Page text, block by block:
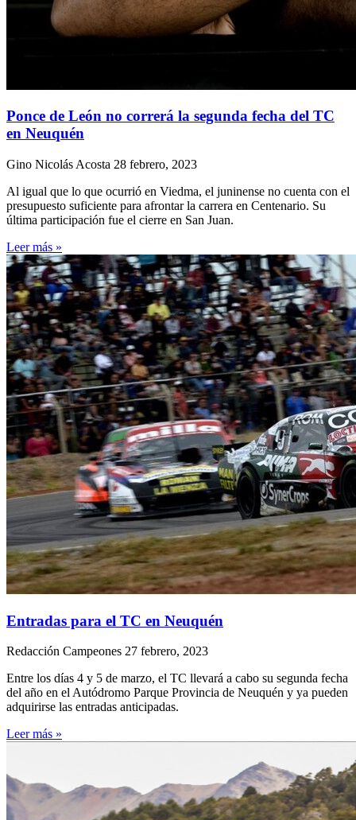
Ponce de León no correrá la segunda fecha del TC
en Neuquén
Gino Nicolás Acosta 28 febrero, 2023
Al igual que lo que ocurrió en Viedma, el juninense no cuenta con el
presupuesto suficiente para afrontar la carrera en Centenario. Su
última participación fue el cierre en San Juan.
Leer más »
Entradas para el TC en Neuquén
Redacción Campeones 27 febrero, 2023
Entre los días 4 y 5 de marzo, el TC llevará a cabo su segunda fecha
del año en el Autódromo Parque Provincia de Neuquén y ya pueden
adquirirse las entradas anticipadas.
Leer más »